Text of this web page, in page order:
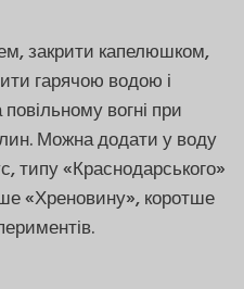
закрити капелюшком,
гарячою водою і
вогні при
Можна додати у воду
типу «Краснодарського»
«Хреновину», коротше